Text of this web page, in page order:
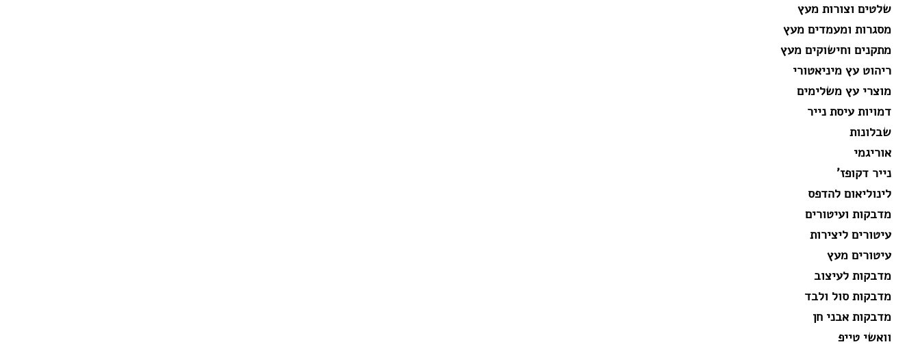
שלטים וצורות מעץ
מסגרות ומעמדים מעץ
מתקנים וחישוקים מעץ
ריהוט עץ מיניאטורי
מוצרי עץ משלימים
דמויות עיסת נייר
שבלונות
אוריגמי
נייר דקופז'
לינוליאום להדפס
מדבקות ועיטורים
עיטורים ליצירות
עיטורים מעץ
מדבקות לעיצוב
מדבקות סול ולבד
מדבקות אבני חן
וואשי טייפ